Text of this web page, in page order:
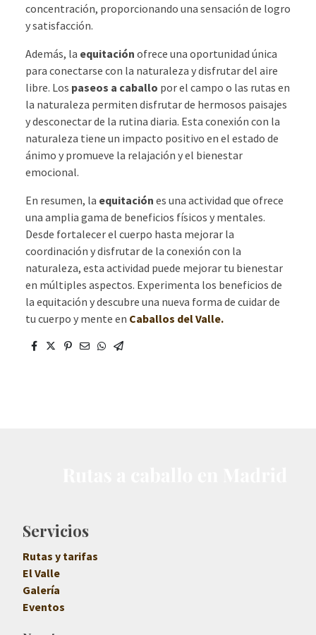
concentración, proporcionando una sensación de logro
y satisfacción.
Además, la equitación ofrece una oportunidad única
para conectarse con la naturaleza y disfrutar del aire
libre. Los paseos a caballo por el campo o las rutas en
la naturaleza permiten disfrutar de hermosos paisajes
y desconectar de la rutina diaria. Esta conexión con la
naturaleza tiene un impacto positivo en el estado de
ánimo y promueve la relajación y el bienestar
emocional.
En resumen, la equitación es una actividad que ofrece
una amplia gama de beneficios físicos y mentales.
Desde fortalecer el cuerpo hasta mejorar la
coordinación y disfrutar de la conexión con la
naturaleza, esta actividad puede mejorar tu bienestar
en múltiples aspectos. Experimenta los beneficios de
la equitación y descubre una nueva forma de cuidar de
tu cuerpo y mente en Caballos del Valle.
Servicios
Rutas y tarifas
El Valle
Galería
Eventos